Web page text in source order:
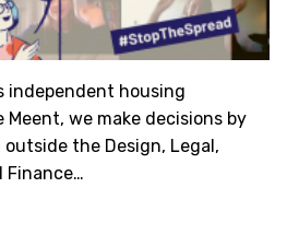
independent housing
Meent, we make decisions by
the Design, Legal,
Finance…